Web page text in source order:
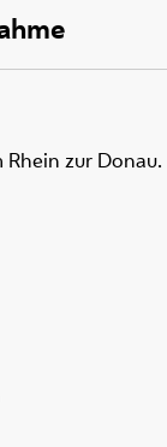
Rhein zur Donau.